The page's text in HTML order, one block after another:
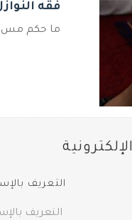
فقه
ما حكم مس
التعريف
التعريف